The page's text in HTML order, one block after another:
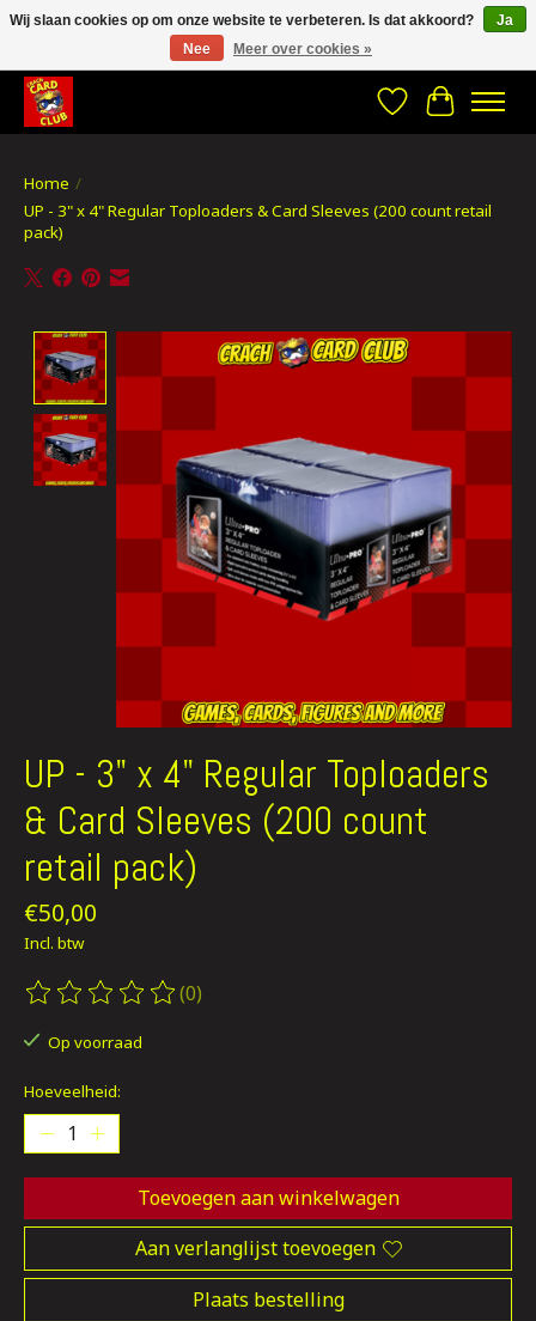
CRACH CARD CLUB , The best place to Geek out!
Verlanglijst
Home /
UP - 3" x 4" Regular Toploaders & Card Sleeves (200 count retail
pack)
Product image slideshow Items
UP - 3" x 4" Regular Toploaders
& Card Sleeves (200 count
retail pack)
€50,00
Incl. btw
De beoordeling van dit product is
(0)
Op voorraad
Hoeveelheid:
Toevoegen aan winkelwagen
Aan verlanglijst toevoegen
Plaats bestelling
Wij slaan cookies op om onze website te verbeteren. Is dat akkoord?
Ja
Nee
Meer over cookies »